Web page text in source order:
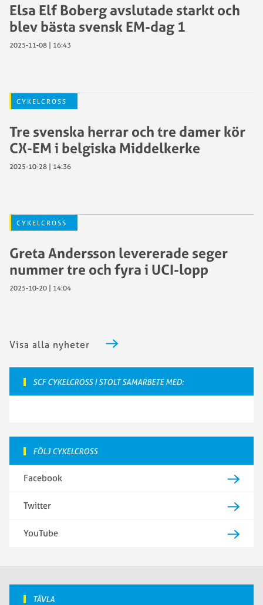
Elsa Elf Boberg avslutade starkt och
blev bästa svensk EM-dag 1
2025-11-08 | 16:43
CYKELCROSS
Tre svenska herrar och tre damer kör
CX-EM i belgiska Middelkerke
2025-10-28 | 14:36
CYKELCROSS
Greta Andersson levererade seger
nummer tre och fyra i UCI-lopp
2025-10-20 | 14:04
Visa alla nyheter
SCF CYKELCROSS I STOLT SAMARBETE MED:
FÖLJ CYKELCROSS
Facebook
Twitter
YouTube
TÄVLA